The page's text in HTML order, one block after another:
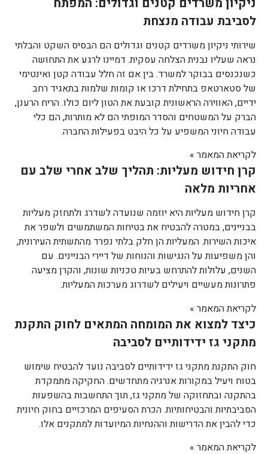
לסביבת עבודה מנצחת
שירותי ניקיון משרדים קטנים וגדולים הם הבסיס השקט והבלתי
נראה שעליו נבנית הצלחה עסקית. דמיינו לרגע את התחושה
כשנכנסים בבוקר למשרד. בין אם זה חלל עבודה קטן ואינטימי
של סטארטאפ בתחילת דרכו או קומות שלמות בתאגיד רחב
ידיים, האווירה הראשונית קובעת את הטון ליום כולו. הריח הרענן,
הברק על המשטחים והסדר המופתי הם לא מותרות, הם כלי
עבודה חיוני המשפיע על כל היבט בפעילות החברה.
לקריאת המאמר »
קרן חידוש מעליות: תהליך שלב אחרי שלב עם
אחריות מלאה
קרן חידוש מעליות היא יוזמה שנועדה לשדרג ולתחזק מעליות
בבניינים, במטרה להבטיח את בטיחות המשתמשים ולשפר את
איכות השירות. המעליות הן חלק בלתי נפרד מהתשתית העירונית,
והן משפיעות על הנגישות והנוחות של דיירי הבניינים. עם
השנים, עלולות להתרחש בעיות טכניות שונות, והקרן מציעה
פתרונות מעשיים ויעילים לשדרוג מערכות המעליות.
לקריאת המאמר »
כיצד למצוא את המומחה המתאים לחוק התקנת
מתקני גז ידידותיים לסביבה
חוק התקנת מתקני גז ידידותיים לסביבה נועד להבטיח שימוש
בטוח ויעיל במקורות אנרגיה מתחדשים. החקיקה מתמקדת
בהתקנה ובתחזוקה של מתקני גז, תוך התחשבות בהשפעות
הסביבתיות והבטיחותיות. הכרת הסעיפים המרכזיים בחוק חיונית
כדי להבין את הדרישות וההנחיות המיועדות למתקנים אלו.
לקריאת המאמר »